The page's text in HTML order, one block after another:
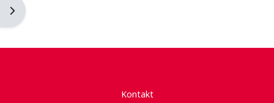
Otevřít panel bloku
Kontakt